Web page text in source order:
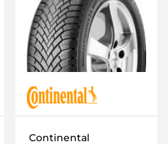
Continental